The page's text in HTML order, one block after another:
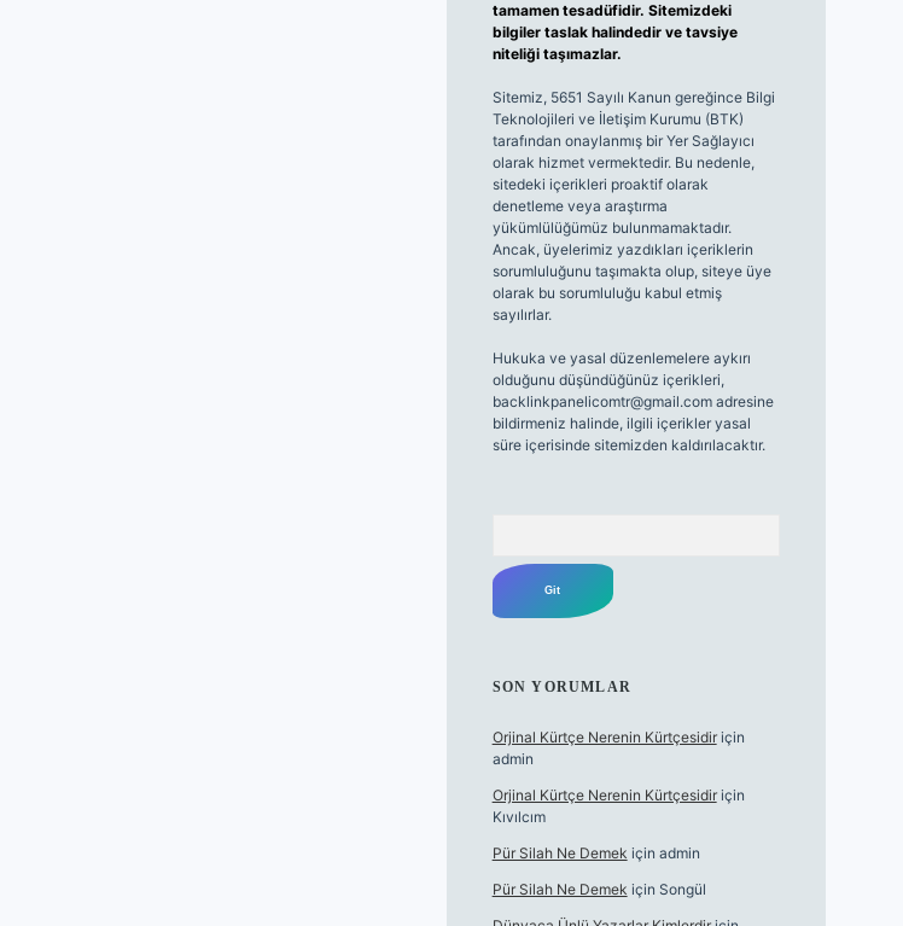
tamamen tesadüfidir. Sitemizdeki
bilgiler taslak halindedir ve tavsiye
niteliği taşımazlar.
Sitemiz, 5651 Sayılı Kanun gereğince Bilgi
Teknolojileri ve İletişim Kurumu (BTK)
tarafından onaylanmış bir Yer Sağlayıcı
olarak hizmet vermektedir. Bu nedenle,
sitedeki içerikleri proaktif olarak
denetleme veya araştırma
yükümlülüğümüz bulunmamaktadır.
Ancak, üyelerimiz yazdıkları içeriklerin
sorumluluğunu taşımakta olup, siteye üye
olarak bu sorumluluğu kabul etmiş
sayılırlar.
Hukuka ve yasal düzenlemelere aykırı
olduğunu düşündüğünüz içerikleri,
backlinkpanelicomtr@gmail.comadresine
bildirmeniz halinde, ilgili içerikler yasal
süre içerisinde sitemizden kaldırılacaktır.
SON YORUMLAR
Orjinal Kürtçe Nerenin Kürtçesidiriçin
admin
Orjinal Kürtçe Nerenin Kürtçesidiriçin
Kıvılcım
Pür Silah Ne Demek için admin
Pür Silah Ne Demek için Songül